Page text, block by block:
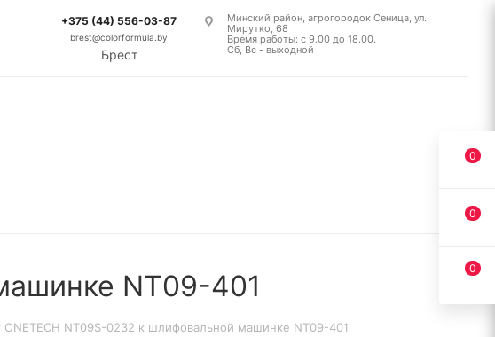
+375 (44) 556-03-87
brest@colorformula.by
Брест
Минский район, агрогородок Сеница, ул.
Мирутко, 68
Время работы: с 9.00 до 18.00.
Сб, Вс - выходной
NT09-401
ONETECH NT09S-0232 к шлифовальной машинке NT09-401
0
0
0